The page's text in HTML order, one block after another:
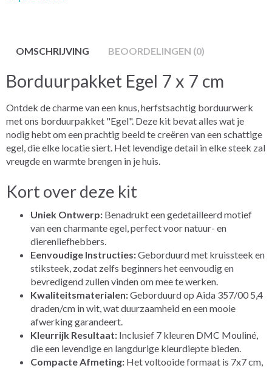
OMSCHRIJVING BEOORDELINGEN (0)
Borduurpakket Egel 7 x 7 cm
Ontdek de charme van een knus, herfstsachtig borduurwerk
met ons borduurpakket "Egel". Deze kit bevat alles wat je
nodig hebt om een prachtig beeld te creëren van een schattige
egel, die elke locatie siert. Het levendige detail in elke steek zal
vreugde en warmte brengen in je huis.
Kort over deze kit
Uniek Ontwerp: Benadrukt een gedetailleerd motief
van een charmante egel, perfect voor natuur- en
dierenliefhebbers.
Eenvoudige Instructies:Geborduurd met kruissteek en
stiksteek, zodat zelfs beginners het eenvoudig en
bevredigend zullen vinden om mee te werken.
Kwaliteitsmaterialen:Geborduurd op Aida 357/00 5,4
draden/cm in wit, wat duurzaamheid en een mooie
afwerking garandeert.
Kleurrijk Resultaat: Inclusief 7 kleuren DMC Mouliné,
die een levendige en langdurige kleurdiepte bieden.
Compacte Afmeting: Het voltooide formaat is 7x7 cm,